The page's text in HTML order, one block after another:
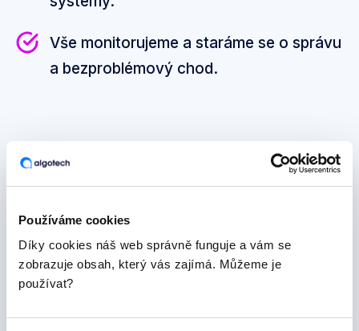
Používáme cookies
Díky cookies náš web správně funguje a vám se
zobrazuje obsah, který vás zajímá. Můžeme je
používat?
Vše monitorujeme a staráme se o správu
a bezproblémový chod.